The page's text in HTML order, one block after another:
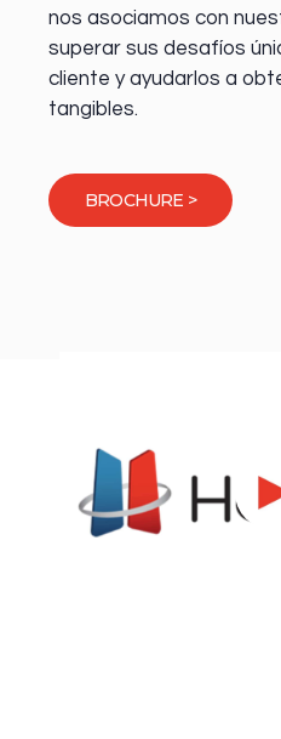
nos asociamos con
superar sus desafíos
cliente y ayudarlos a
tangibles.
BROCHURE >